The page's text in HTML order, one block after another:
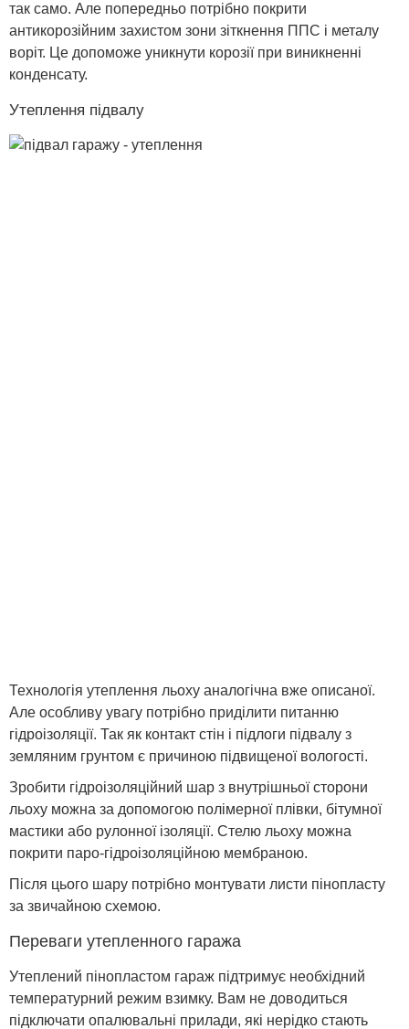
так само. Але попередньо потрібно покрити
антикорозійним захистом зони зіткнення ППС і металу
воріт. Це допоможе уникнути корозії при виникненні
конденсату.
Утеплення підвалу
Технологія утеплення льоху аналогічна вже описаної.
Але особливу увагу потрібно приділити питанню
гідроізоляції. Так як контакт стін і підлоги підвалу з
земляним грунтом є причиною підвищеної вологості.
Зробити гідроізоляційний шар з внутрішньої сторони
льоху можна за допомогою полімерної плівки, бітумної
мастики або рулонної ізоляції. Стелю льоху можна
покрити паро-гідроізоляційною мембраною.
Після цього шару потрібно монтувати листи пінопласту
за звичайною схемою.
Переваги утепленного гаража
Утеплений пінопластом гараж підтримує необхідний
температурний режим взимку. Вам не доводиться
підключати опалювальні прилади, які нерідко стають